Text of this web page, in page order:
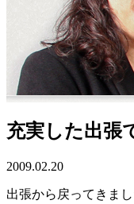
充実した出張
2009.02.20
出張から戻ってきまし